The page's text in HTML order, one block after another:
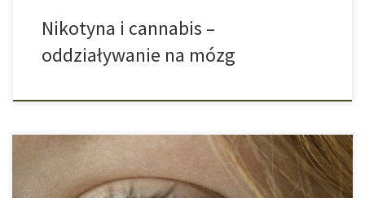
Nikotyna i cannabis –
oddziaływanie na mózg
Nowe perspektywy dla leczenia jaskry. Dotychczas było wiadomo,